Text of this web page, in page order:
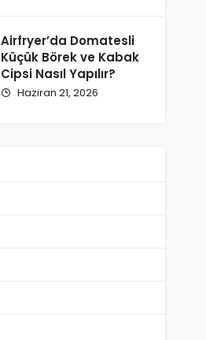
Doğurdu
Airfryer’da Domatesli
Küçük Börek ve Kabak
Cipsi Nasıl Yapılır?
Haziran 21, 2026